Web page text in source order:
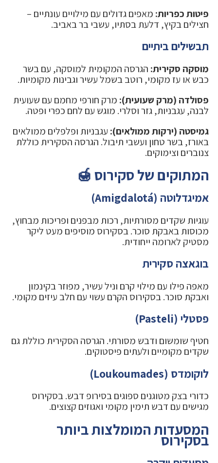
פיטות כפריות: מאפים גדולים עם מילויים עונתיים –
חצילים בקיץ, דלעת בסתיו, עשבי בר באביב.
תבשילים ביתיים
מוסקה סקירית: הגרסה המקומית למוסקה, עם בשר
כבש או עז מקומי, רוטב בשמל עשיר וגבינות מקומיות.
פסולדה (מרק שעועית): מרק חורפי מחמם עם שעועית
לבנה, עגבניות, גזר וסלרי. מוגש עם לחם כפרי ופטה.
גמיסטה (ירקות ממולאים): עגבניות ופלפלים ממולאים
באורז, בשר טחון ועשבי תיבול. הגרסה הסקירית כוללת
צנוברים וצימוקים.
המתוקים של סקירוס 🍯
אמיגדלוטה (Amigdalotá)
עוגיות שקדים מסורתיות, רכות מבפנים ופריכות מבחוץ,
מכוסות באבקת סוכר. בסקירוס מוסיפים מעט ליקר
מסטיק לארומה ייחודית.
בוגאצה סקירית
מאפה פילו עם מילוי קרם וניל עשיר, מפוזר בקינמון
ואבקת סוכר. בסקירוס הקרם עשוי עם חלב עיזים מקומי.
פסטלי (Pasteli)
חטיף שומשום ודבש מסורתי. הגרסה הסקירית כוללת גם
שקדים מקומיים ולעתים פיסטוקים.
לוקומדס (Loukoumades)
כדורי בצק מטוגנים ספוגים בסירופ דבש. בסקירוס
מגישים עם דבש תימין מקומי ואגוזים קצוצים.
המסעדות המומלצות ביותר
בסקירוס